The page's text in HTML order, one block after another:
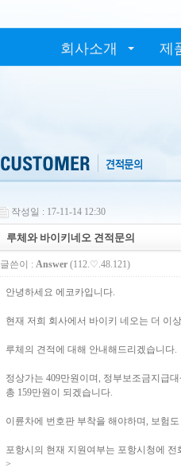
회사소개 제
작성일 : 17-11-14 12:30
루체와 바이키네오 견적문의
글쓴이 : Answer (112.♡.48.121)
안녕하세요 에코카입니다.
현재 저희 회사에서 바이키 네오는 더 이
루체의 견적에 대해 안내해드리겠습니다.
정상가는 409만원이며, 정부보조금지급
총 159만원이 되겠습니다.
이륜차에 번호판 부착을 해야하며, 보험
포항시의 현재 지원여부는 포항시청에
>